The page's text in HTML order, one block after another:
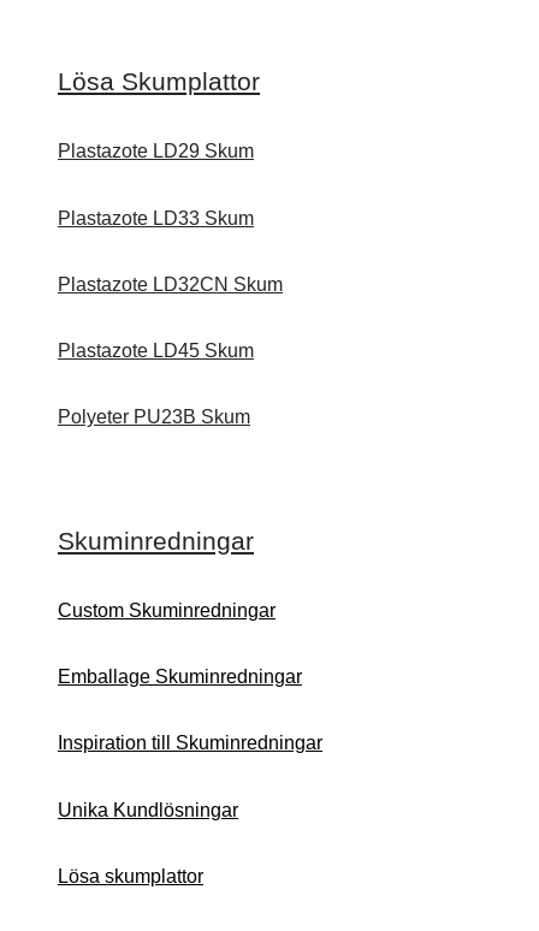
Lösa Skumplattor
Plastazote LD29 Skum
Plastazote LD33 Skum
Plastazote LD32CN Skum
Plastazote LD45 Skum
Polyeter PU23B Skum
Skuminredningar
Custom Skuminredningar
Emballage Skuminredningar
Inspiration till Skuminredningar
Unika Kundlösningar
Lösa skumplattor